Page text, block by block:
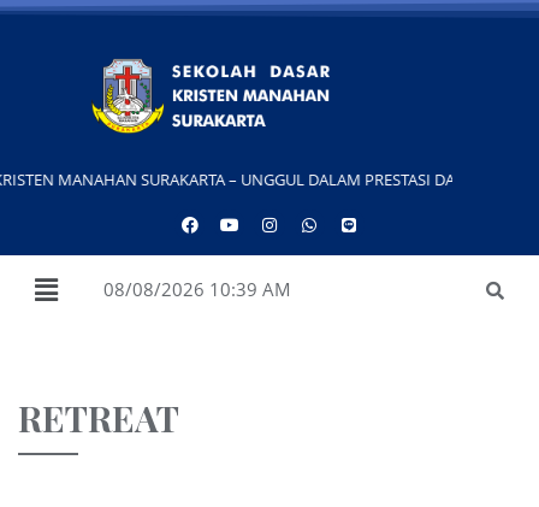
MANAHAN SURAKARTA – UNGGUL DALAM PRESTASI DAN MOTIVASI
08/08/2026 10:39 AM
RETREAT